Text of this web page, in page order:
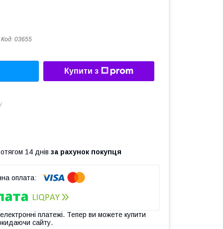
Код: 03655
Купити з
14 днів за рахунок покупця
платежі. Тепер ви можете купити
сайту.